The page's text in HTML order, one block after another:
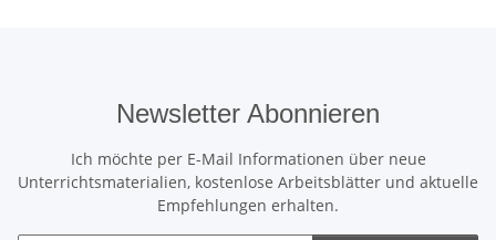
Newsletter Abonnieren
Ich möchte per E-Mail Informationen über neue
Unterrichtsmaterialien, kostenlose Arbeitsblätter und aktuelle
Empfehlungen erhalten.